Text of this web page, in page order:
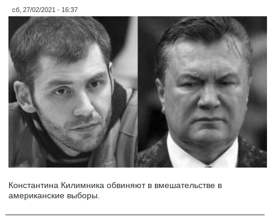
сб, 27/02/2021 - 16:37
Константина Килимника обвиняют в вмешательстве в
американские выборы.